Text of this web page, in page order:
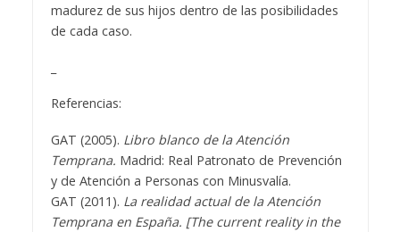
madurez de sus hijos dentro de las posibilidades
de cada caso.
Referencias:
GAT (2005). Libro blanco de la Atención
Temprana. Madrid: Real Patronato de Prevención
y de Atención a Personas con Minusvalía.
GAT (2011). La realidad actual de la Atención
Temprana en España. [The current reality in the